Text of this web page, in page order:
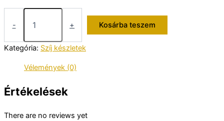
-
Pioneer
szíj
készlet
mennyiség
+ Kosárba teszem
Kategória: Szíj készletek
Vélemények (0)
Értékelések
There are no reviews yet